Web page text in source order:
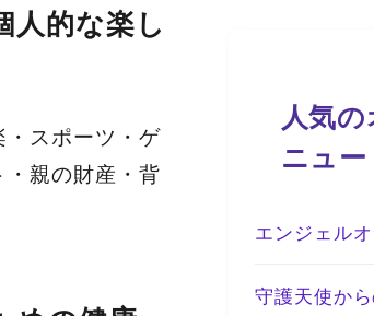
人的な楽し
スポーツ・ゲ
親の財産・背
人気
ニュー
エンジェル
守護天使か